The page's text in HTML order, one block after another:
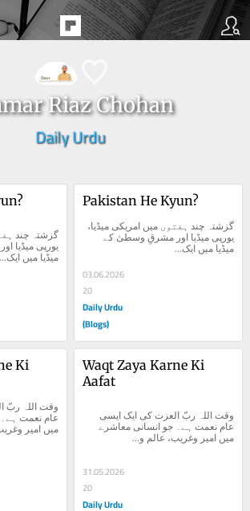
Riaz Chohan
Daily Urdu
میڈیا میں ایک...
Pakistan He Kyun?
یورپی میڈیا اور مشرقِ وسطیٰ کے
میڈیا میں ایک...
03.06.2026
20
Daily Urdu
(Blogs)
Ki
میں امیر
Waqt Zaya Karne Ki
Aafat
میں امیر وغریب، عالم و...
31.05.2026
20
Daily Urdu